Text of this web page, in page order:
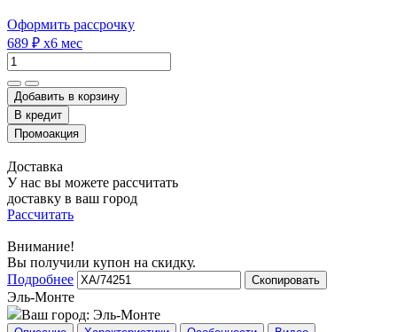
Оформить рассрочку
689 ₽ x6 мес
Добавить в корзину
Доставка
У нас вы можете рассчитать
доставку в ваш город
Рассчитать
Внимание!
Вы получили купон на скидку.
Подробнее
Скопировать
Эль-Монте
Ваш город: Эль-Монте